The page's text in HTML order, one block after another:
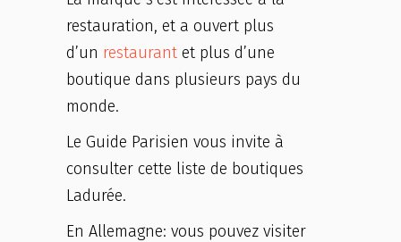
restauration, et a ouvert plus
d’un restaurant et plus d’une
boutique dans plusieurs pays du
monde.
Le Guide Parisien vous invite à
consulter cette liste de boutiques
Ladurée.
En Allemagne: vous pouvez visiter